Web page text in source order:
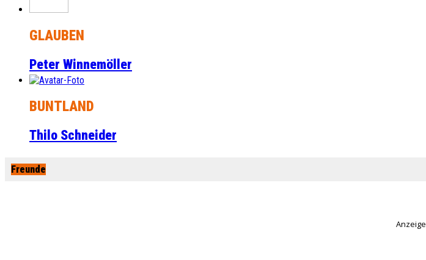
GLAUBEN
Peter Winnemöller
BUNTLAND
Thilo Schneider
Freunde
Anzeige